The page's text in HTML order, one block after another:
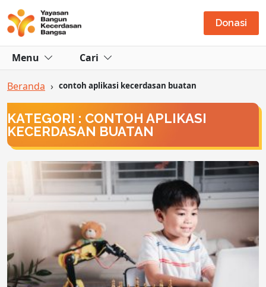
Donasi
Menu Cari
Beranda › contoh aplikasi kecerdasan buatan
KATEGORI : CONTOH APLIKASI
KECERDASAN BUATAN